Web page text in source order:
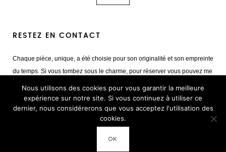
RESTEZ EN CONTACT
Chaque pièce, unique, a été choisie pour son originalité et son empreinte
du temps. Si vous tombez sous le charme, pour réserver vous pouvez me
Mail :giulia@cestvintage.com
Tél : +33(0) 6 22 65 93 17
Nous utilisons des cookies pour vous garantir la meilleure
expérience sur notre site. Si vous continuez à utiliser ce
dernier, nous considérerons que vous acceptez l'utilisation des
cookies.
OK